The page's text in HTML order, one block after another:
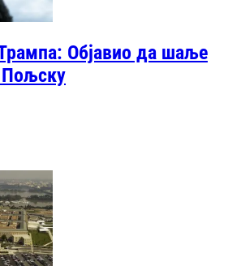
Објавио да шаље
Пољску